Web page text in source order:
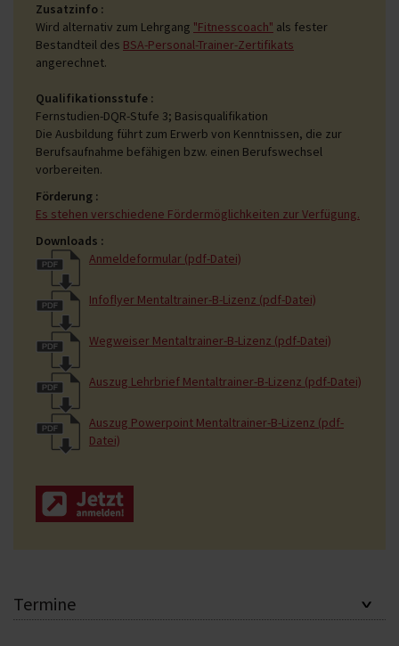
Zusatzinfo
Wird alternativ zum Lehrgang "Fitnesscoach" als fester
Bestandteil des BSA-Personal-Trainer-Zertifikats
angerechnet.
Qualifikationsstufe
Fernstudien-DQR-Stufe 3; Basisqualifikation
Die Ausbildung führt zum Erwerb von Kenntnissen, die zur
Berufsaufnahme befähigen bzw. einen Berufswechsel
vorbereiten.
Förderung
Es stehen verschiedene Fördermöglichkeiten zur Verfügung.
Downloads
Anmeldeformular (pdf-Datei)
Infoflyer Mentaltrainer-B-Lizenz (pdf-Datei)
Wegweiser Mentaltrainer-B-Lizenz (pdf-Datei)
Auszug Lehrbrief Mentaltrainer-B-Lizenz (pdf-Datei)
Auszug Powerpoint Mentaltrainer-B-Lizenz (pdf-
Datei)
Termine